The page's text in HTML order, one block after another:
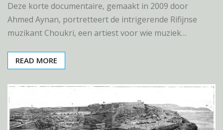
Deze korte documentaire, gemaakt in 2009 door
Ahmed Aynan, portretteert de intrigerende Rifijnse
muzikant Choukri, een artiest voor wie muziek…
READ MORE